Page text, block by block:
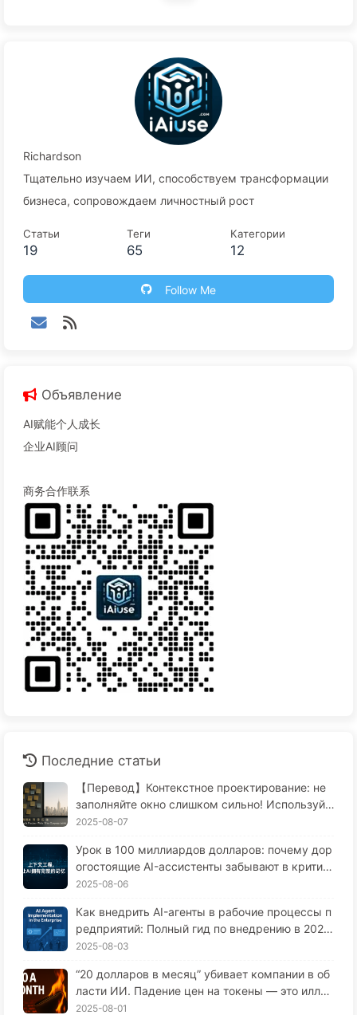
Richardson
Тщательно изучаем ИИ, способствуем трансформации
бизнеса, сопровождаем личностный рост
Статьи
19
Теги
65
Категории
12
Follow Me
Объявление
AI赋能个人成长
企业AI顾问
商务合作联系
Последние статьи
【Перевод】Контекстное проектирование: не
заполняйте окно слишком сильно! Используйт
е методы записи, фильтрации, сжатия и изоля
AI170
2025-08-07
Урок в 100 миллиардов долларов: почему дор
огостоящие AI-ассистенты забывают в критич
еские моменты, и как их конкуренты добиваю
2025-08-06
Как внедрить AI-агенты в рабочие процессы п
редприятий: Полный гид по внедрению в 2025
году — Учитесь медленно AI166
2025-08-03
“20 долларов в месяц” убивает компании в об
ласти ИИ. Падение цен на токены — это иллю
зия, настоящая дороговизна в ИИ — это ваша
2025-08-01